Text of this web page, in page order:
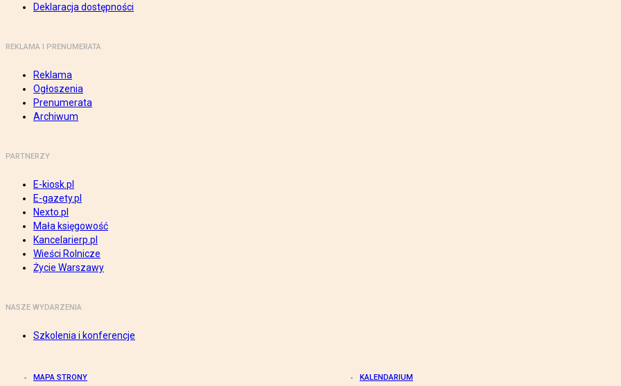
Deklaracja dostępności
REKLAMA I PRENUMERATA
Reklama
Ogłoszenia
Prenumerata
Archiwum
PARTNERZY
E-kiosk.pl
E-gazety.pl
Nexto.pl
Mała księgowość
Kancelarierp.pl
Wieści Rolnicze
Życie Warszawy
NASZE WYDARZENIA
Szkolenia i konferencje
MAPA STRONY KALENDARIUM